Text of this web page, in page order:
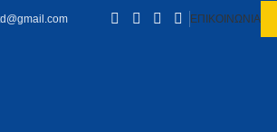
ΕΠΙΚΟΙΝΩΝΙΑ